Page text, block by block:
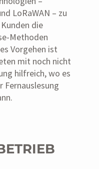
LoRaWAN – zu
die
Methoden
Vorgehen ist
mit noch nicht
hilfreich, wo es
Fernauslesung